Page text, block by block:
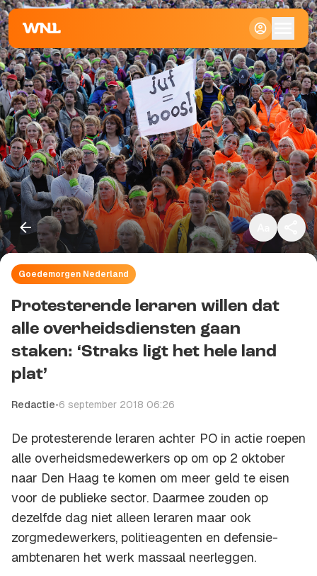
Klein
Standaard
Groot
Goedemorgen Nederland
Protesterende leraren willen dat
alle overheidsdiensten gaan
staken: ‘Straks ligt het hele land
plat’
Redactie•6 september 2018 06:26
De protesterende leraren achter PO in actie roepen
alle overheidsmedewerkers op om op 2 oktober
naar Den Haag te komen om meer geld te eisen
voor de publieke sector. Daarmee zouden op
dezelfde dag niet alleen leraren maar ook
zorgmedewerkers, politieagenten en defensie-
ambtenaren het werk massaal neerleggen.